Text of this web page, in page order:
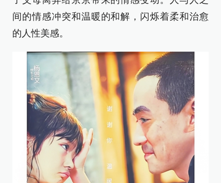
间的情感冲突和温暖的和解，闪烁着柔和治愈
的人性美感。